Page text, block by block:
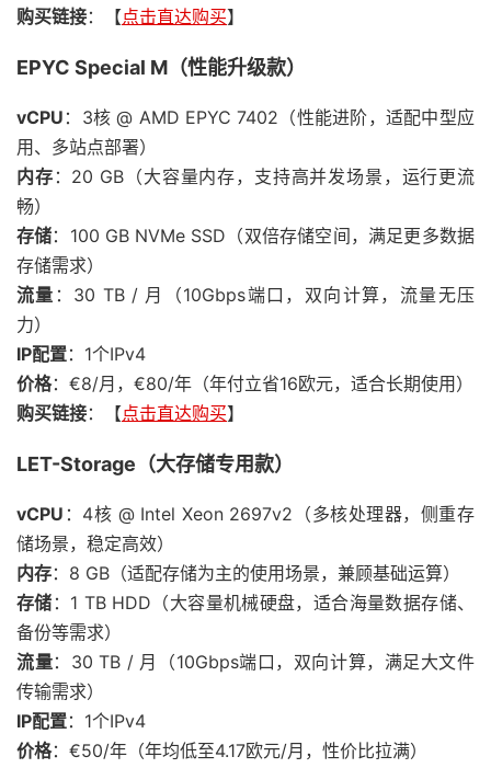
购买链接：【点击直达购买】
EPYC Special M（性能升级款）
vCPU ：3核 @ AMD EPYC 7402（性能进阶，适配中型应
用、多站点部署）
内存 ：20 GB（大容量内存，支持高并发场景，运行更流
畅）
存储：100 GB NVMe SSD（双倍存储空间，满足更多数据
存储需求）
流量 ：30 TB / 月（10Gbps端口，双向计算，流量无压
力）
IP配置：1个IPv4
价格：€8/月，€80/年（年付立省16欧元，适合长期使用）
购买链接：【点击直达购买】
LET-Storage（大存储专用款）
vCPU ：4核 @ Intel Xeon 2697v2（多核处理器，侧重存
储场景，稳定高效）
内存：8 GB（适配存储为主的使用场景，兼顾基础运算）
存储 ：1 TB HDD（大容量机械硬盘，适合海量数据存储、
备份等需求）
流量：30 TB / 月（10Gbps端口，双向计算，满足大文件
传输需求）
IP配置：1个IPv4
价格：€50/年（年均低至4.17欧元/月，性价比拉满）